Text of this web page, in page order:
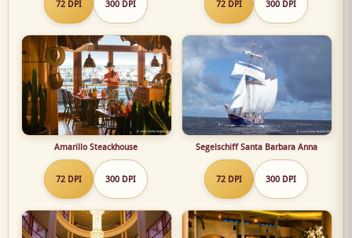
72 DPI 300 DPI 72 DPI 300 DPI
Amarillo Steackhouse
72 DPI 300 DPI
Segelschiff Santa Barbara Anna
72 DPI 300 DPI